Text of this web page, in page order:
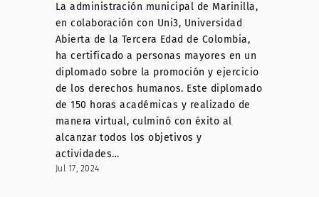
La administración municipal de Marinilla,
en colaboración con Uni3, Universidad
Abierta de la Tercera Edad de Colombia,
ha certificado a personas mayores en un
diplomado sobre la promoción y ejercicio
de los derechos humanos. Este diplomado
de 150 horas académicas y realizado de
manera virtual, culminó con éxito al
alcanzar todos los objetivos y
actividades…
Jul 17, 2024